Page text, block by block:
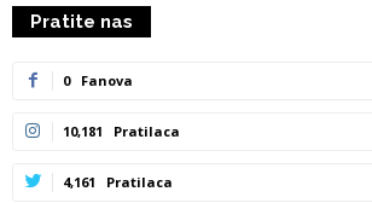
Pratite nas
0 Fanova
10,181 Pratilaca
4,161 Pratilaca